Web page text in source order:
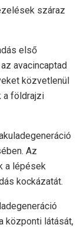
száraz
első
avacincaptad
közvetlenül
a földrajzi
Az
a lépések
kockázatát.
központi látását,